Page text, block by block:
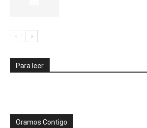
Para leer
Oramos Contigo